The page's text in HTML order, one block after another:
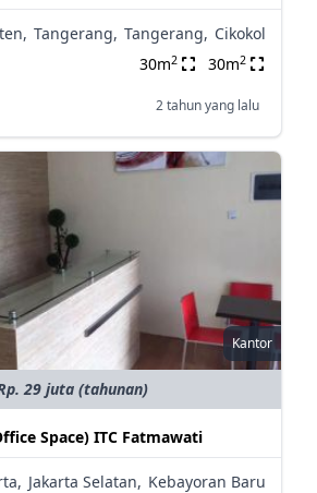
Tangerang, Tangerang, Cikokol
30m2 30m2
2 tahun yang lalu
Kantor
29 juta (tahunan)
Space) ITC Fatmawati
Jakarta Selatan, Kebayoran Baru